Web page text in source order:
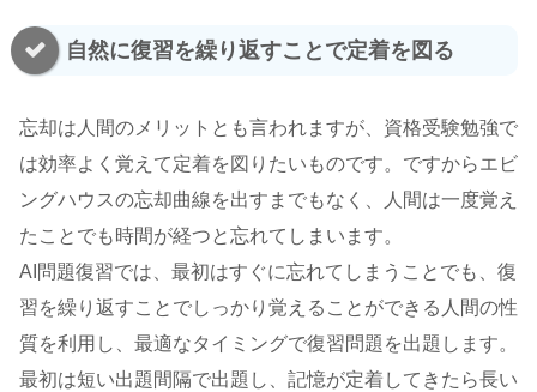
自然に復習を繰り返すことで定着を図る
忘却は人間のメリットとも言われますが、資格受験勉強で
は効率よく覚えて定着を図りたいものです。ですからエビ
ングハウスの忘却曲線を出すまでもなく、人間は一度覚え
たことでも時間が経つと忘れてしまいます。
AI問題復習では、最初はすぐに忘れてしまうことでも、復
習を繰り返すことでしっかり覚えることができる人間の性
質を利用し、最適なタイミングで復習問題を出題します。
最初は短い出題間隔で出題し、記憶が定着してきたら長い